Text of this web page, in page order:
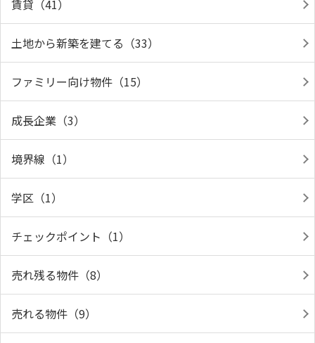
賃貸（41）
土地から新築を建てる（33）
ファミリー向け物件（15）
成長企業（3）
境界線（1）
学区（1）
チェックポイント（1）
売れ残る物件（8）
売れる物件（9）